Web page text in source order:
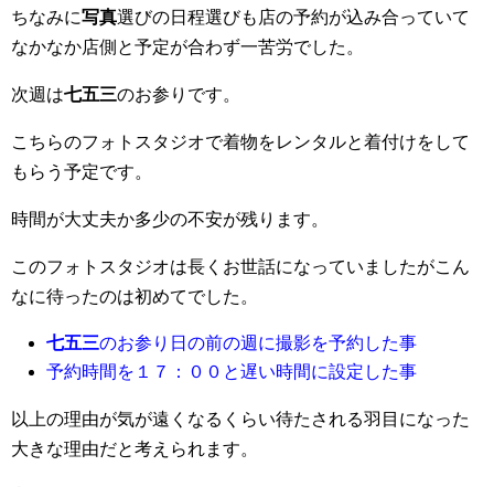
ちなみに写真選びの日程選びも店の予約が込み合っていて
なかなか店側と予定が合わず一苦労でした。
次週は七五三のお参りです。
こちらのフォトスタジオで着物をレンタルと着付けをして
もらう予定です。
時間が大丈夫か多少の不安が残ります。
このフォトスタジオは長くお世話になっていましたがこん
なに待ったのは初めてでした。
七五三のお参り日の前の週に撮影を予約した事
予約時間を１７：００と遅い時間に設定した事
以上の理由が気が遠くなるくらい待たされる羽目になった
大きな理由だと考えられます。